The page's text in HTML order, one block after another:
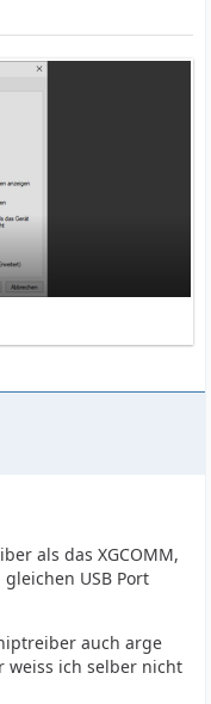
als das XGCOMM,
USB Port
auch arge
weiss ich selber nicht